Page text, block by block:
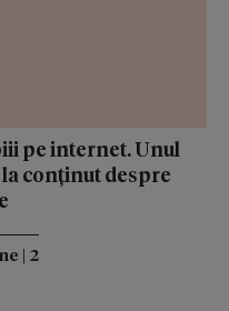
pe internet. Unul
conținut despre
| 2